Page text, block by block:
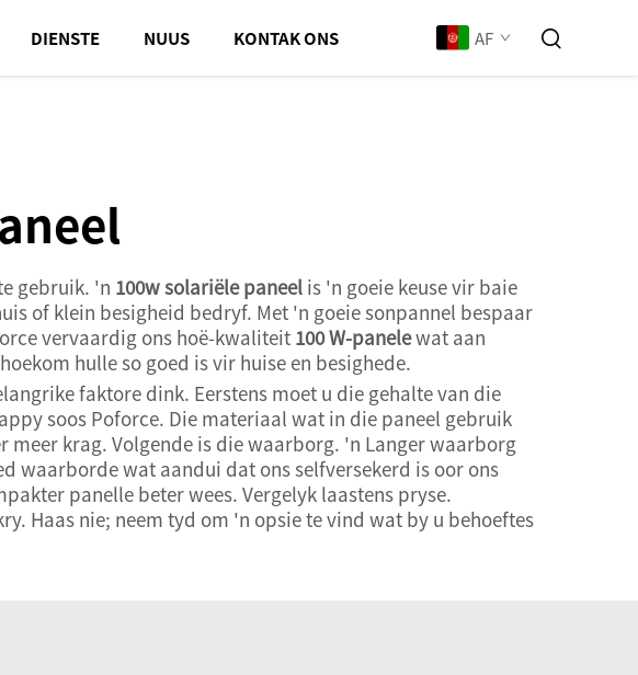
DIENSTE NUUS KONTAK ONS AF
gebruik. 'n 100w solariële paneel is 'n goeie keuse vir baie
of klein besigheid bedryf. Met 'n goeie sonpannel bespaar
vervaardig ons hoë-kwaliteit 100 W-panelewat aan
hulle so goed is vir huise en besighede.
faktore dink. Eerstens moet u die gehalte van die
soos Poforce. Die materiaal wat in die paneel gebruik
krag. Volgende is die waarborg. 'n Langer waarborg
waarborde wat aandui dat ons selfversekerd is oor ons
panelle beter wees. Vergelyk laastens pryse.
Haas nie; neem tyd om 'n opsie te vind wat by u behoeftes